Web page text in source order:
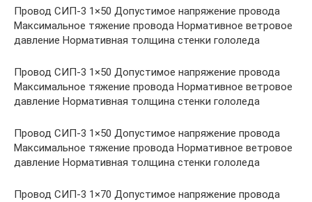
Провод СИП-3 1×50 Допустимое напряжение провода
Максимальное тяжение провода Нормативное ветровое
давление Нормативная толщина стенки гололеда
Провод СИП-3 1×50 Допустимое напряжение провода
Максимальное тяжение провода Нормативное ветровое
давление Нормативная толщина стенки гололеда
Провод СИП-3 1×50 Допустимое напряжение провода
Максимальное тяжение провода Нормативное ветровое
давление Нормативная толщина стенки гололеда
Провод СИП-3 1×70 Допустимое напряжение провода